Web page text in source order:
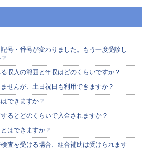
号・番号が変わりました。もう一度受診し
収入の範囲と年収はどのくらいですか？
せんが、土日祝日も利用できますか？
できますか？
るとどのくらいで入金されますか？
はできますか？
査を受ける場合、組合補助は受けられます